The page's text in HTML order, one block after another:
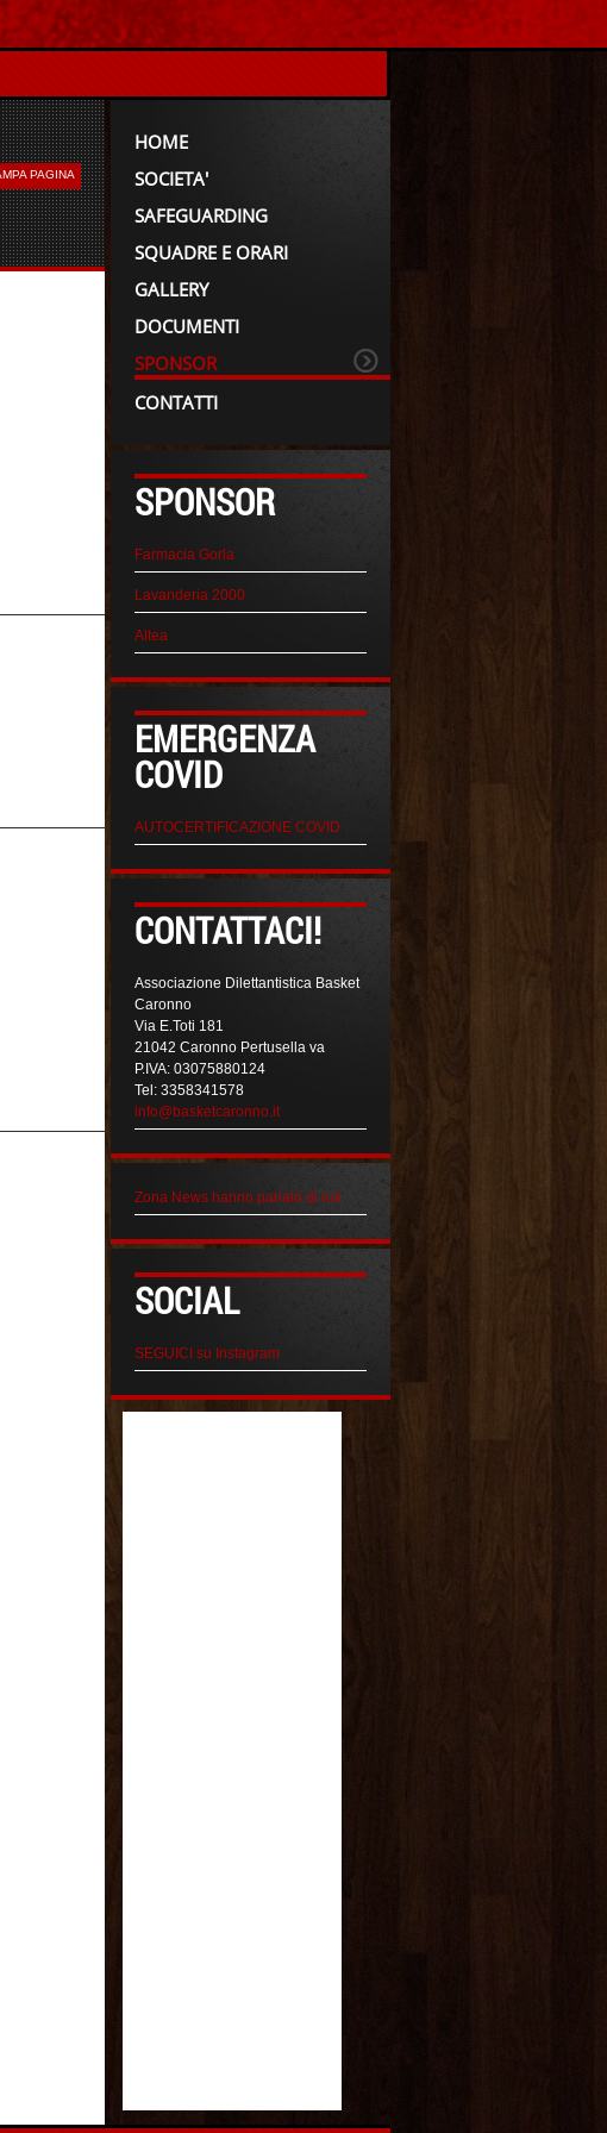
PAGINA
HOME
SOCIETA'
SAFEGUARDING
SQUADRE E ORARI
GALLERY
DOCUMENTI
SPONSOR
CONTATTI
SPONSOR
Farmacia Gorla
Lavanderia 2000
Altea
EMERGENZA
COVID
AUTOCERTIFICAZIONE COVID
CONTATTACI!
Associazione Dilettantistica Basket
Caronno
Via E.Toti 181
21042 Caronno Pertusella va
P.IVA: 03075880124
Tel: 3358341578
info@basketcaronno.it
Zona News hanno parlato di noi
SOCIAL
SEGUICI su Instagram